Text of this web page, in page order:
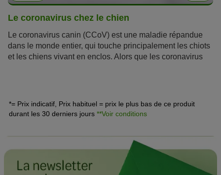
Le coronavirus chez le chien
Le coronavirus canin (CCoV) est une maladie répandue
dans le monde entier, qui touche principalement les chiots
et les chiens vivant en enclos. Alors que les coronavirus
bégnine mais peut entraîner des crises de
diarrhée sévères ou même la mort chez les chiens au
*= Prix indicatif, Prix habituel = prix le plus bas de ce produit
durant les 30 derniers jours **Voir conditions